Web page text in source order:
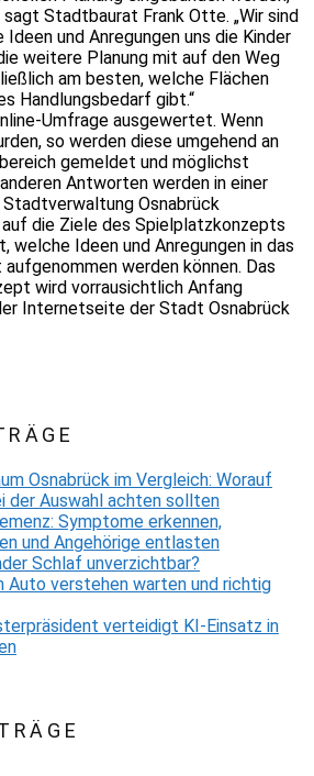
sagt Stadtbaurat Frank Otte. „Wir sind
und Anregungen uns die Kinder
weitere Planung mit auf den Weg
am besten, welche Flächen
Handlungsbedarf gibt.“
Umfrage ausgewertet. Wenn
so werden diese umgehend an
gemeldet und möglichst
Antworten werden in einer
Osnabrück
die Ziele des Spielplatzkonzepts
Ideen und Anregungen in das
werden können. Das
wird vorrausichtlich Anfang
Internetseite der Stadt Osnabrück
Osnabrück im Vergleich: Worauf
der Auswahl achten sollten
Symptome erkennen,
und Angehörige entlasten
Schlaf unverzichtbar?
Auto verstehen warten und richtig
verteidigt KI-Einsatz in